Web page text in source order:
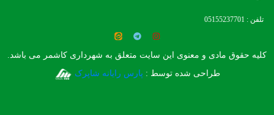
تلفن : 05155237701
کلیه حقوق مادی و معنوی این سایت متعلق به شهرداری کاشمر می باشد.
طراحی شده توسط : پارس رایانه شاپرک